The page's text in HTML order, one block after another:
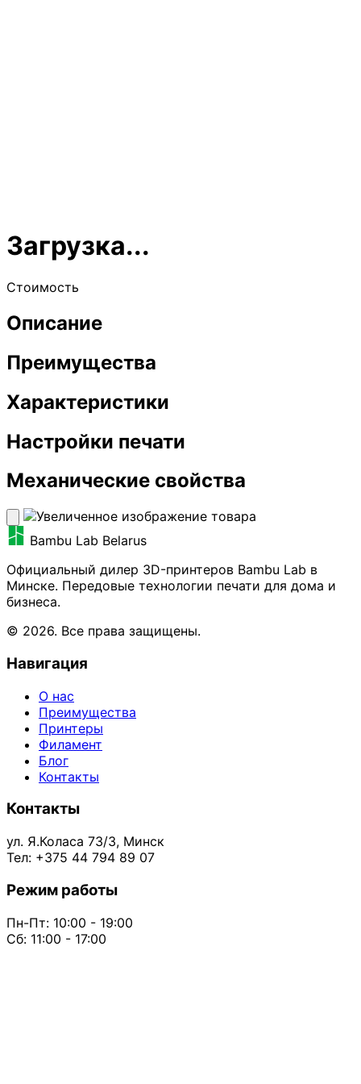
Загрузка...
Стоимость
Описание
Преимущества
Характеристики
Настройки печати
Механические свойства
Bambu Lab Belarus
Официальный дилер 3D-принтеров Bambu Lab в
Минске. Передовые технологии печати для дома и
бизнеса.
© 2026. Все права защищены.
Навигация
О нас
Преимущества
Принтеры
Филамент
Блог
Контакты
Контакты
ул. Я.Коласа 73/3, Минск
Тел: +375 44 794 89 07
Режим работы
Пн-Пт: 10:00 - 19:00
Сб: 11:00 - 17:00